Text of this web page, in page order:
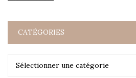
CATÉGORIES
Sélectionner une catégorie
Catégories